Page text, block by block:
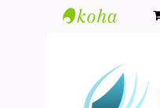
Agamenon
Magalhães